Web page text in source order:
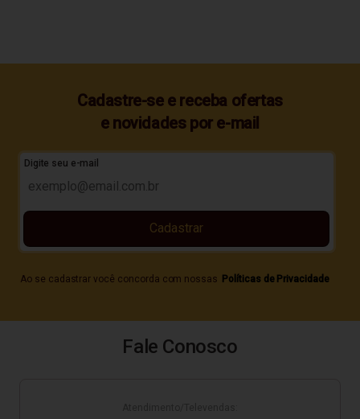
Cadastre-se e receba ofertas
e novidades por e-mail
Digite seu e-mail
Ao se cadastrar você concorda com nossas Políticas de Privacidade
Cadastrar
Fale Conosco